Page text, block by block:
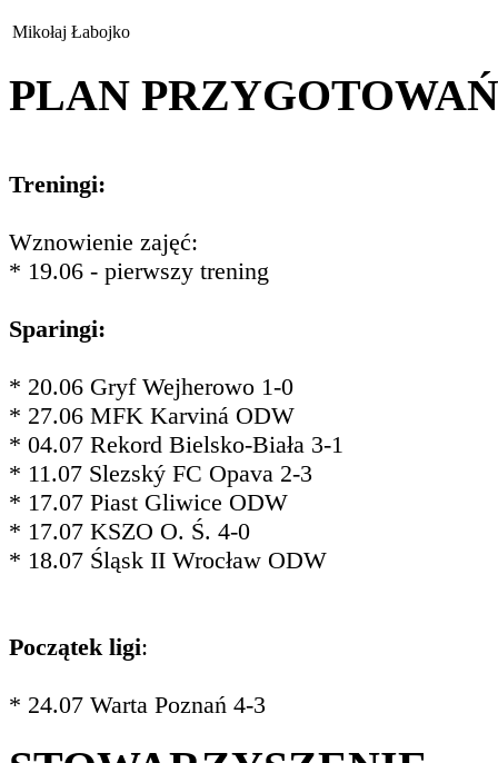
Mikołaj Łabojko
PLAN PRZYGOTOWAŃ
Treningi:
Wznowienie zajęć:
* 19.06 - pierwszy trening
Sparingi:
* 20.06 Gryf Wejherowo 1-0
* 27.06 MFK Karviná ODW
* 04.07 Rekord Bielsko-Biała 3-1
* 11.07 Slezský FC Opava 2-3
* 17.07 Piast Gliwice ODW
* 17.07 KSZO O. Ś. 4-0
* 18.07 Śląsk II Wrocław ODW
Początek ligi:
* 24.07 Warta Poznań 4-3